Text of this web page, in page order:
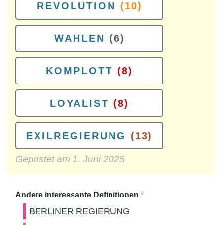
REVOLUTION (10)
WAHLEN (6)
KOMPLOTT (8)
LOYALIST (8)
EXILREGIERUNG (13)
Gepostet am 1. Juni 2025
Andere interessante Definitionen 9
BERLINER REGIERUNG